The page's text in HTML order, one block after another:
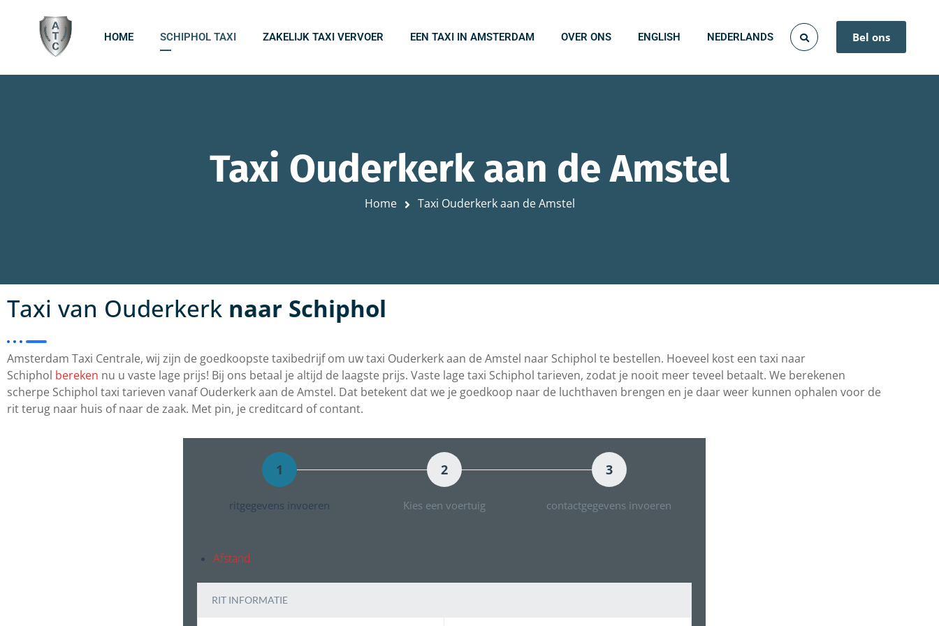
Bel ons
HOME SCHIPHOL TAXI ZAKELIJK TAXI VERVOER EEN TAXI IN AMSTERDAM OVER ONS ENGLISH NEDERLANDS
Taxi Ouderkerk aan de Amstel
Home Taxi Ouderkerk aan de Amstel
Taxi van Ouderkerk naar Schiphol
Amsterdam Taxi Centrale, wij zijn de goedkoopste taxibedrijf om uw taxi Ouderkerk aan de Amstel naar Schiphol te bestellen. Hoeveel kost een taxi naar
Schiphol bereken nu u vaste lage prijs! Bij ons betaal je altijd de laagste prijs. Vaste lage taxi Schiphol tarieven, zodat je nooit meer teveel betaalt. We berekenen
scherpe Schiphol taxi tarieven vanaf Ouderkerk aan de Amstel. Dat betekent dat we je goedkoop naar de luchthaven brengen en je daar weer kunnen ophalen voor de
rit terug naar huis of naar de zaak. Met pin, je creditcard of contant.
1
ritgegevens invoeren
2
Kies een voertuig
3
contactgegevens invoeren
Afstand
RIT INFORMATIE